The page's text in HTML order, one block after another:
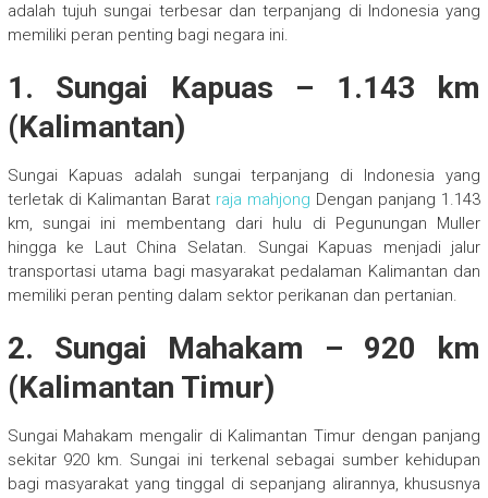
adalah tujuh sungai terbesar dan terpanjang di Indonesia yang
memiliki peran penting bagi negara ini.
1. Sungai Kapuas – 1.143 km
(Kalimantan)
Sungai Kapuas adalah sungai terpanjang di Indonesia yang
terletak di Kalimantan Barat raja mahjong Dengan panjang 1.143
km, sungai ini membentang dari hulu di Pegunungan Muller
hingga ke Laut China Selatan. Sungai Kapuas menjadi jalur
transportasi utama bagi masyarakat pedalaman Kalimantan dan
memiliki peran penting dalam sektor perikanan dan pertanian.
2. Sungai Mahakam – 920 km
(Kalimantan Timur)
Sungai Mahakam mengalir di Kalimantan Timur dengan panjang
sekitar 920 km. Sungai ini terkenal sebagai sumber kehidupan
bagi masyarakat yang tinggal di sepanjang alirannya, khususnya